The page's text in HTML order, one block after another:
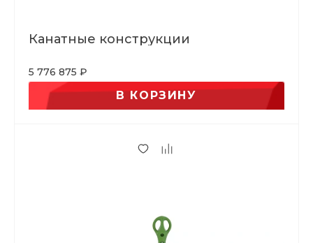
Канатные конструкции
5 776 875 ₽
В КОРЗИНУ